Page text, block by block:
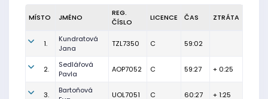
MÍSTO JMÉNO
REG.
ČÍSLO
LICENCE ČAS ZTRÁTA
1.
Kundratová
Jana
TZL7350 C 59:02
2.
Sedlářová
Pavla
AOP7052 C 59:27 + 0:25
3.
Bartoňová
UOL7051 C 60:27 + 1:25